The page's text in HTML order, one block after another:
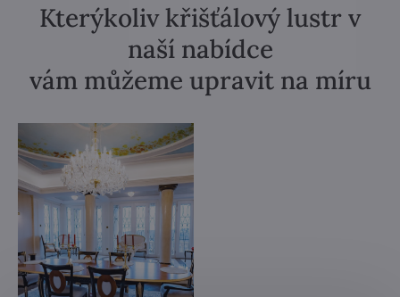
Kterýkoliv křišťálový lustr v
naší nabídce
vám můžeme upravit na míru